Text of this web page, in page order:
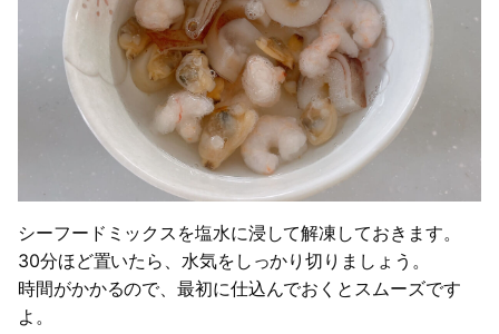
シーフードミックスを塩水に浸して解凍しておきます。
30分ほど置いたら、水気をしっかり切りましょう。
時間がかかるので、最初に仕込んでおくとスムーズです
よ。